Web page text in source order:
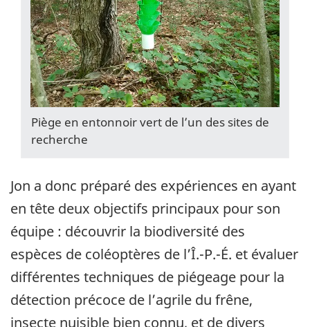
Piège en entonnoir vert de l’un des sites de
recherche
Jon a donc préparé des expériences en ayant
en tête deux objectifs principaux pour son
équipe : découvrir la biodiversité des
espèces de coléoptères de l’Î.-P.-É. et évaluer
différentes techniques de piégeage pour la
détection précoce de l’agrile du frêne,
insecte nuisible bien connu, et de divers